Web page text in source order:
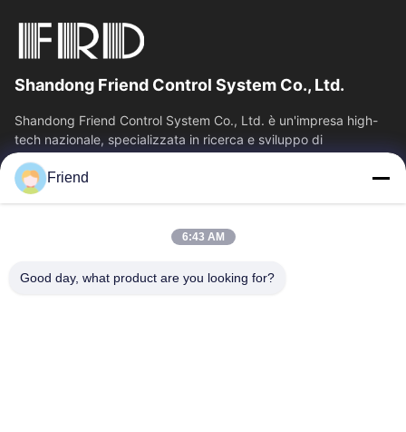
Shandong Friend Control System Co., Ltd.
Shandong Friend Control System Co., Ltd. è un'impresa high-
tech nazionale, specializzata in ricerca e sviluppo di
strumentazione, produzione e...
Collegamenti Rapidi
Chi Siamo
Fatory Tour
Controllo Di Qualità
Friend
6:43 AM
Good day, what product are you looking for?